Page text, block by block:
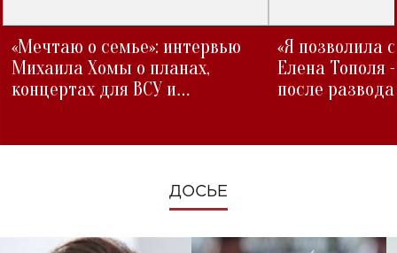
«Мечтаю о семье»: интервью
Михаила Хомы о планах,
концертах для ВСУ и
«Я позволила
Елена Тополя
после развода
ДОСЬЕ